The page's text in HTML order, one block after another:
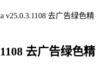
v25.0.3.1108 去广告绿色精
去广告绿色精